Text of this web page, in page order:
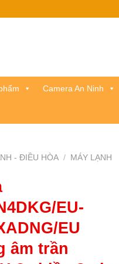
Camera An Ninh
- ĐIỀU HÒA /
MÁY LẠNH
EU-
EU
âm trần